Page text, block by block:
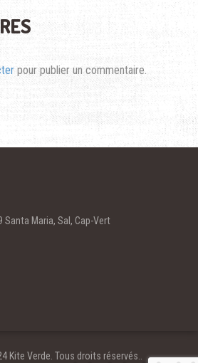
pour publier un commentaire.
Santa Maria, Sal, Cap-Vert
Kite Verde. Tous droits réservés..